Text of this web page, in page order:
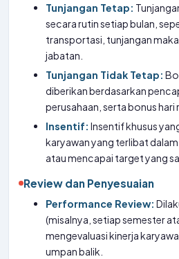
Tunjangan Tetap:
secara rutin setiap bulan,
transportasi, tunjangan
jabatan.
Tunjangan Tidak Tetap:
diberikan berdasarkan
perusahaan, serta bonus hari
Insentif: Insentif khusus
karyawan yang terlibat
atau mencapai target yang
Review dan Penyesuaian
Performance Review:
(misalnya, setiap semester
mengevaluasi kinerja
umpan balik.